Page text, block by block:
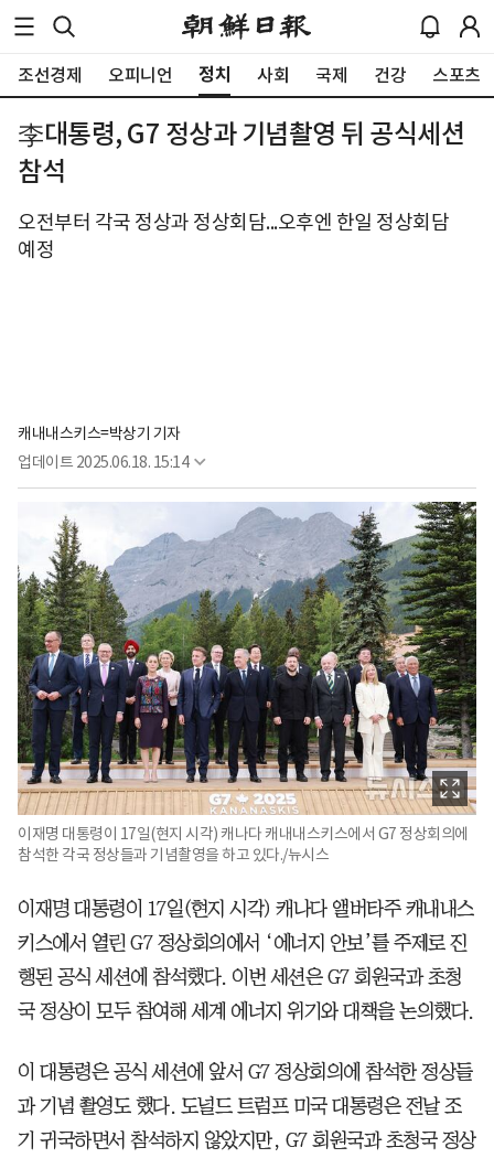
조선경제 오피니언 정치 사회 국제 건강 스포츠
李대통령, G7 정상과 기념촬영 뒤 공식세션
참석
오전부터 각국 정상과 정상회담...오후엔 한일 정상회담
예정
캐내내스키스=박상기 기자
업데이트 2025.06.18. 15:14
이재명 대통령이 17일(현지 시각) 캐나다 캐내내스키스에서 G7 정상회의에
참석한 각국 정상들과 기념촬영을 하고 있다./뉴시스
이재명 대통령이 17일(현지 시각) 캐나다 앨버타주 캐내내스
키스에서 열린 G7 정상회의에서 ‘에너지 안보’를 주제로 진
행된 공식 세션에 참석했다. 이번 세션은 G7 회원국과 초청
국 정상이 모두 참여해 세계 에너지 위기와 대책을 논의했다.
이 대통령은 공식 세션에 앞서 G7 정상회의에 참석한 정상들
과 기념 촬영도 했다. 도널드 트럼프 미국 대통령은 전날 조
기 귀국하면서 참석하지 않았지만, G7 회원국과 초청국 정상